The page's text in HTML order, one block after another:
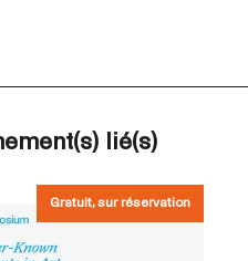
lié(s)
Gratuit, sur réservation